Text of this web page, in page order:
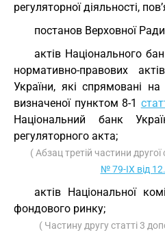
регуляторної діяльності,
постанов Верховної
актів Національного
нормативно-правових
України, які спрямовані
визначеної пунктом 8-1
Національний банк
регуляторного акта;
( Абзац третій частини другої
№ 79-IX від
актів Національної
фондового ринку;
( Частину другу статті 3